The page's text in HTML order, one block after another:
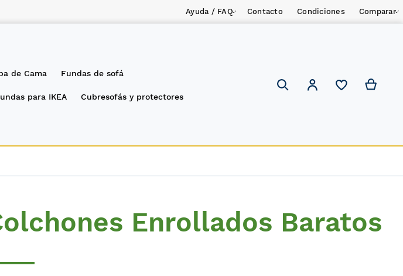
Ayuda / FAQ Contacto Condiciones Comparar
de Cama Fundas de sofá
para IKEA Cubresofás y protectores
Search
Mi cuenta
Enrollados Baratos